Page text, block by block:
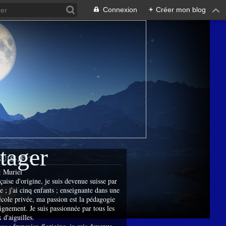
Connexion + Créer mon blog
JE ?
Muriel